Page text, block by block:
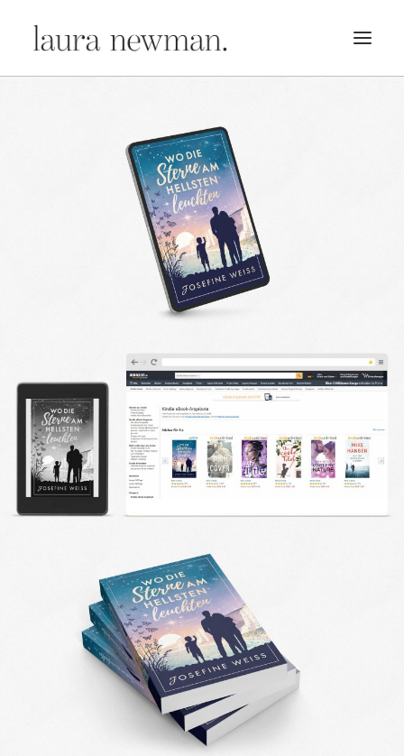
ÜBER MICH
DESIGN FAQ
PRESSEMATERIAL
WALLPAPER